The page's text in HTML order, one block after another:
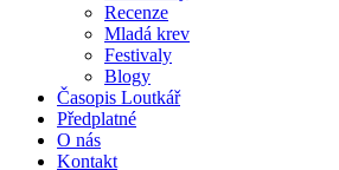
Recenze
Mladá krev
Festivaly
Blogy
Časopis Loutkář
Předplatné
O nás
Kontakt